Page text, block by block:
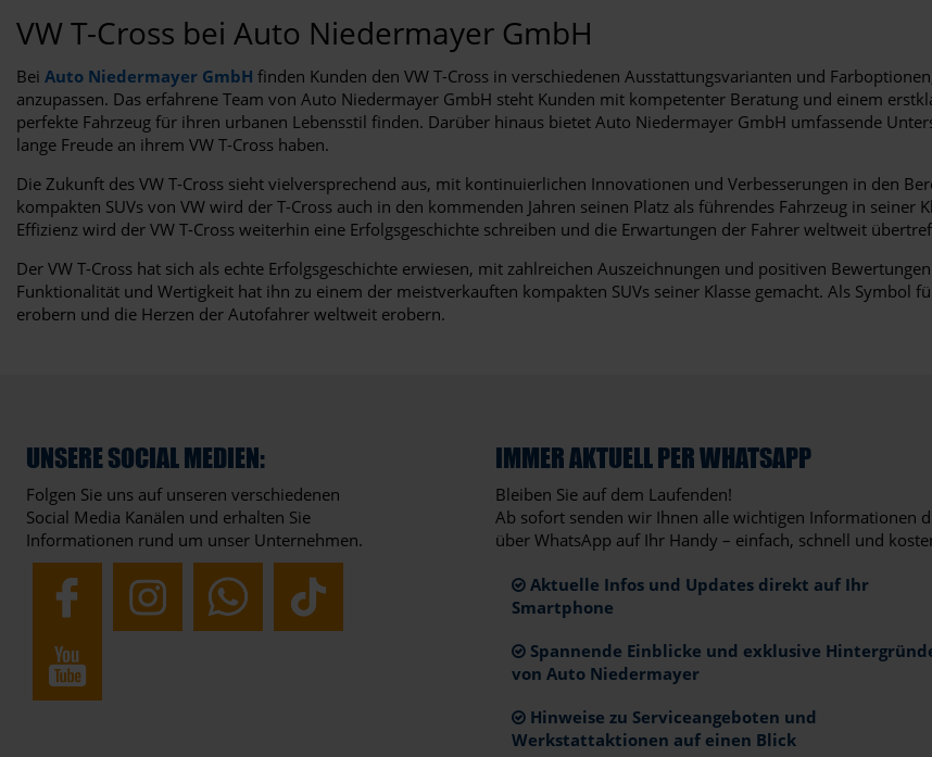
VW T-Cross bei Auto Niedermayer GmbH
Bei Auto Niedermayer GmbH finden Kunden den VW T-Cross in verschiedenen Ausstattungsvarianten und
anzupassen. Das erfahrene Team von Auto Niedermayer GmbH steht Kunden mit kompetenter Beratung und einem
perfekte Fahrzeug für ihren urbanen Lebensstil finden. Darüber hinaus bietet Auto Niedermayer GmbH umfassende
lange Freude an ihrem VW T-Cross haben.
Die Zukunft des VW T-Cross sieht vielversprechend aus, mit kontinuierlichen Innovationen und Verbesserungen in den
kompakten SUVs von VW wird der T-Cross auch in den kommenden Jahren seinen Platz als führendes Fahrzeug in
Effizienz wird der VW T-Cross weiterhin eine Erfolgsgeschichte schreiben und die Erwartungen der Fahrer weltweit
Der VW T-Cross hat sich als echte Erfolgsgeschichte erwiesen, mit zahlreichen Auszeichnungen und positiven
Funktionalität und Wertigkeit hat ihn zu einem der meistverkauften kompakten SUVs seiner Klasse gemacht. Als Symbol
erobern und die Herzen der Autofahrer weltweit erobern.
UNSERE SOCIAL MEDIEN:
Folgen Sie uns auf unseren verschiedenen
Social Media Kanälen und erhalten Sie
Informationen rund um unser Unternehmen.
IMMER AKTUELL PER WHATSAPP
Bleiben Sie auf dem Laufenden!
Ab sofort senden wir Ihnen alle wichtigen Informationen
über WhatsApp auf Ihr Handy – einfach, schnell und
Aktuelle Infos und Updates direkt auf Ihr
Smartphone
Spannende Einblicke und exklusive
von Auto Niedermayer
Hinweise zu Serviceangeboten und
Werkstattaktionen auf einen Blick